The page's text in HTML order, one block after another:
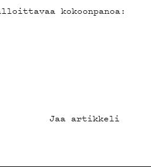
kokoonpanoa:
Jaa artikkeli